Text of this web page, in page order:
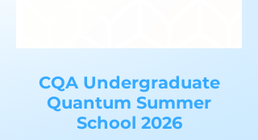
CQA Undergraduate
Quantum Summer
School 2026